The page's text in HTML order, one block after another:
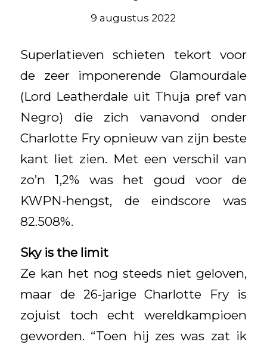
9 augustus 2022
Superlatieven schieten tekort voor
de zeer imponerende Glamourdale
(Lord Leatherdale uit Thuja pref van
Negro) die zich vanavond onder
Charlotte Fry opnieuw van zijn beste
kant liet zien. Met een verschil van
zo’n 1,2% was het goud voor de
KWPN-hengst, de eindscore was
82.508%.
Sky is the limit
Ze kan het nog steeds niet geloven,
maar de 26-jarige Charlotte Fry is
zojuist toch echt wereldkampioen
geworden. “Toen hij zes was zat ik